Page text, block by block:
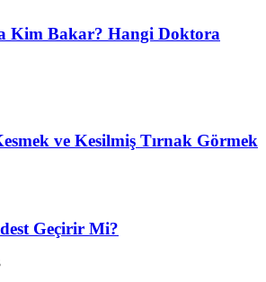
Kim Bakar? Hangi Doktora
ve Kesilmiş Tırnak Görmek
Geçirir Mi?